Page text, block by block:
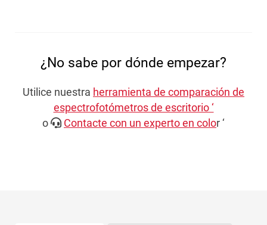
¿No sabe por dónde empezar?
Utilice nuestra herramienta de comparación de
espectrofotómetros de escritorio ‘
o
Contacte con un experto en color ‘